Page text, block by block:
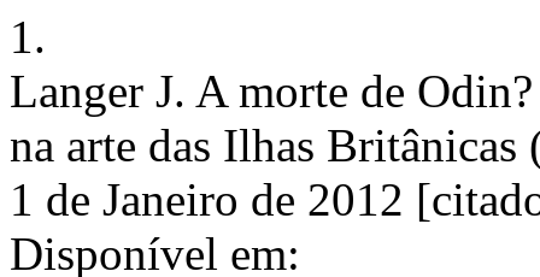
1.
Langer J. A morte de
na arte das Ilhas
1 de Janeiro de 2012
Disponível em: